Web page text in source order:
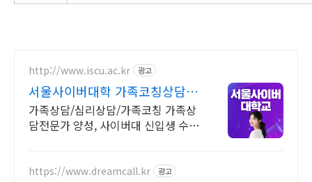
http://www.iscu.ac.kr 광고
서울사이버대학 가족코칭상담과
2026 가을학기 신편입생
가족상담/심리상담/가족코칭 가족상
담전문가 양성, 사이버대 신입생 수 1
https://www.dreamcall.kr 광고